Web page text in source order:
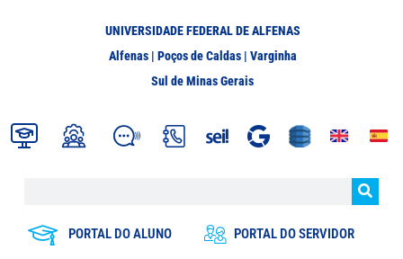
UNIVERSIDADE FEDERAL DE ALFENAS
Alfenas | Poços de Caldas | Varginha
Sul de Minas Gerais
PORTAL DO ALUNO PORTAL DO SERVIDOR